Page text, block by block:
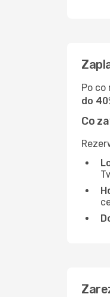
Po co
do
Co